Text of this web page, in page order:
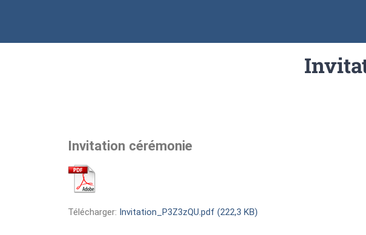
Invitation cérémonie
Télécharger: Invitation_P3Z3zQU.pdf (222,3 KB)